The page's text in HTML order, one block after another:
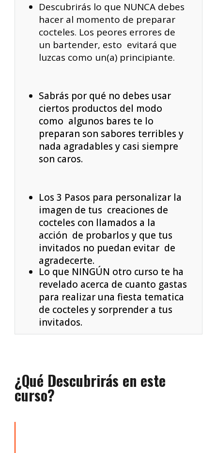
Descubrirás lo que NUNCA debes
hacer al momento de preparar
cocteles. Los peores errores de
un bartender, esto evitará que
luzcas como un(a) principiante.
Sabrás por qué no debes usar
ciertos productos del modo
como algunos bares te lo
preparan son sabores terribles y
nada agradables y casi siempre
son caros.
Los 3 Pasos para personalizar la
imagen de tus creaciones de
cocteles con llamados a la
acción de probarlos y que tus
invitados no puedan evitar de
agradecerte.
Lo que NINGÚN otro curso te ha
revelado acerca de cuanto gastas
para realizar una fiesta tematica
de cocteles y sorprender a tus
invitados.
¿Qué Descubrirás en este
curso?